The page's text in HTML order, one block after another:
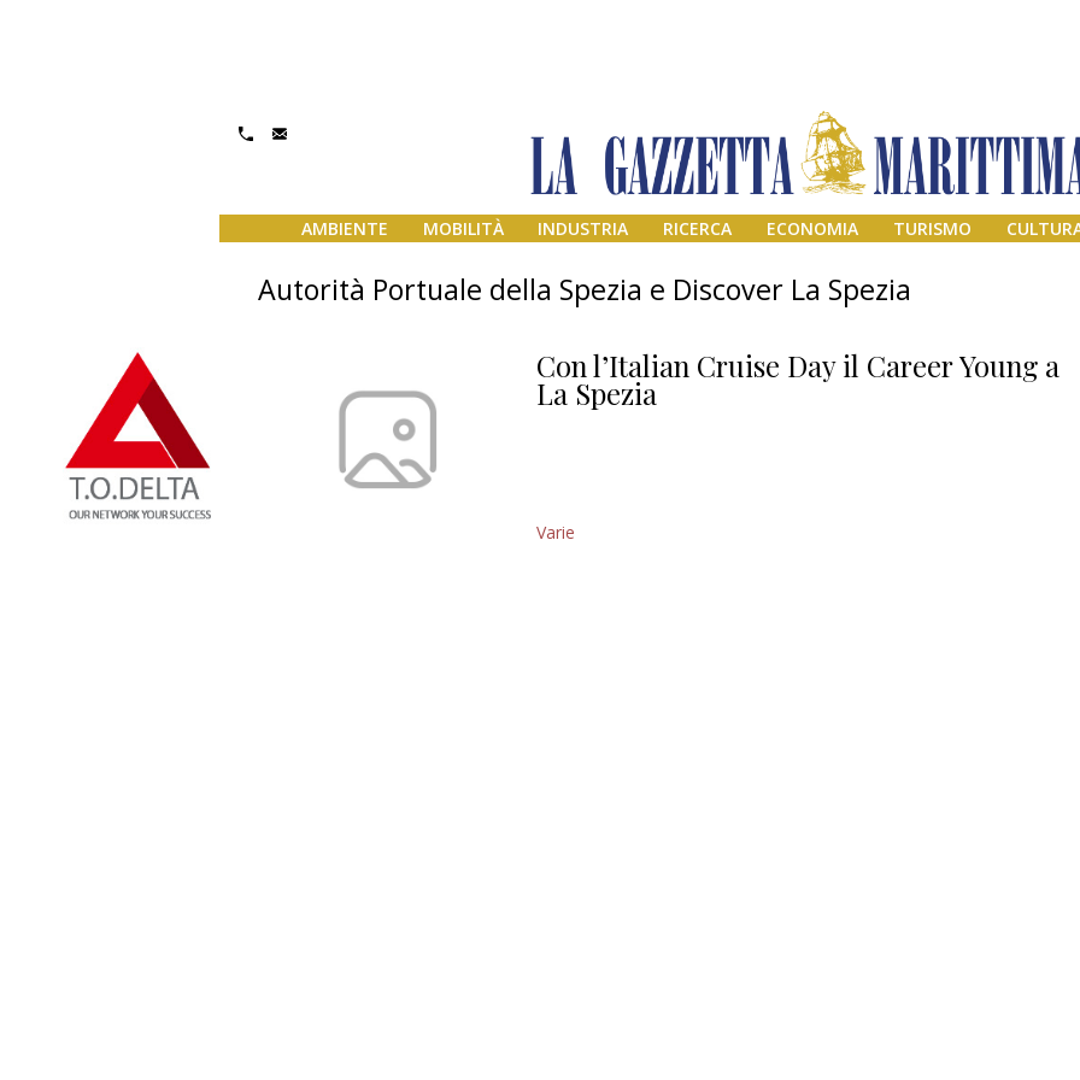
AMBIENTE MOBILITÀ INDUSTRIA RICERCA ECONOMIA TURISMO
Autorità Portuale della Spezia e Discover La Spezia
Con l’Italian Cruise Day il Career Young a
La Spezia
Varie